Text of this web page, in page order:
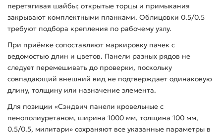
перетягивая шайбы; открытые торцы и примыкания
закрывают комплектными планками. Облицовки 0.5/0.5
требуют подбора крепления по рабочему узлу.
При приёмке сопоставляют маркировку пачек с
ведомостью длин и цветов. Панели разных рядов не
следует перемешивать до проверки, поскольку
совпадающий внешний вид не подтверждает одинаковую
длину, толщину или назначение элемента.
Для позиции «Сэндвич панели кровельные с
пенополиуретаном, ширина 1000 мм, толщина 100 мм,
0.5/0.5, милитари» сохраняют все указанные параметры в